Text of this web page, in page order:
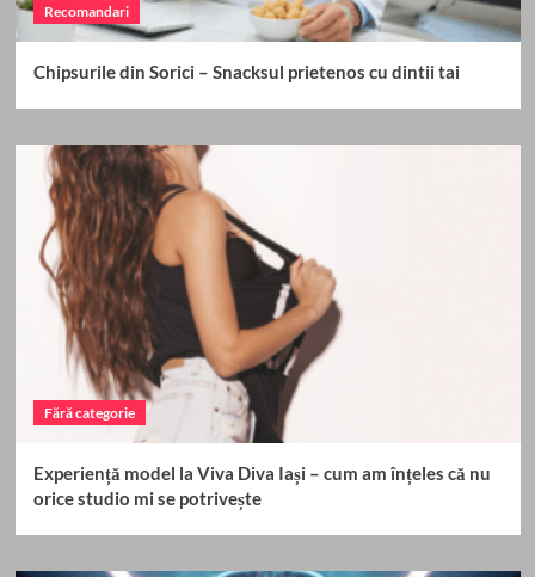
Recomandari
Chipsurile din Sorici – Snacksul prietenos cu dintii tai
Fără categorie
Experiență model la Viva Diva Iași – cum am înțeles că nu
orice studio mi se potrivește